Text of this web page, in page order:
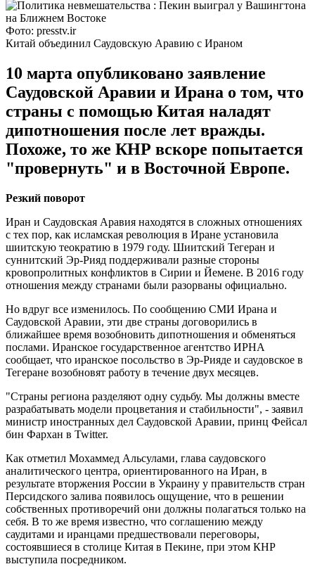
Фото: presstv.ir
Китай объединил Саудовскую Аравию с Ираном
10 марта опубликовано заявление
Саудовской Аравии и Ирана о том, что
страны с помощью Китая наладят
дипотношения после лет вражды.
Похоже, то же КНР вскоре попытается
"провернуть" и в Восточной Европе.
Резкий поворот
Иран и Саудовская Аравия находятся в сложных отношениях
с тех пор, как исламская революция в Иране установила
шиитскую теократию в 1979 году. Шиитский Тегеран и
суннитский Эр-Рияд поддерживали разные стороны
кровопролитных конфликтов в Сирии и Йемене. В 2016 году
отношения между странами были разорваны официально.
Но вдруг все изменилось. По сообщению СМИ Ирана и
Саудовской Аравии, эти две страны договорились в
ближайшее время возобновить дипотношения и обменяться
послами. Иранское государственное агентство ИРНА
сообщает, что иранское посольство в Эр-Рияде и саудовское в
Тегеране возобновят работу в течение двух месяцев.
"Страны региона разделяют одну судьбу. Мы должны вместе
разрабатывать модели процветания и стабильности", - заявил
министр иностранных дел Саудовской Аравии, принц Фейсал
бин Фархан в Twitter.
Как отметил Мохаммед Альсулами, глава саудовского
аналитического центра, ориентированного на Иран, в
результате вторжения России в Украину у правительств стран
Персидского залива появилось ощущение, что в решении
собственных противоречий они должны полагаться только на
себя. В то же время известно, что соглашению между
саудитами и иранцами предшествовали переговоры,
состоявшиеся в столице Китая в Пекине, при этом КНР
выступила посредником.